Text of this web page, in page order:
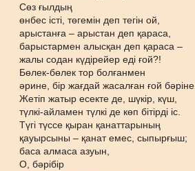
Сөз ғылдың
өнбес істі, төгемін деп тегін ой,
арыстанға – арыстан деп қараса,
барыстармен алысқан деп қараса –
жалы содан күдірейер еді ғой?!
Бөлек-бөлек тор болғанмен
әрине, бір жағдай жасалған ғой бәріне.
Жетіп жатыр есекте де, шүкір, күш,
түлкі-айламен түлкі де көп бітірді іс.
Түгі түссе қыран қанаттарының
қауырсыны – қанат емес, сыпырғыш;
баса алмаса азуын,
О, бәрібір